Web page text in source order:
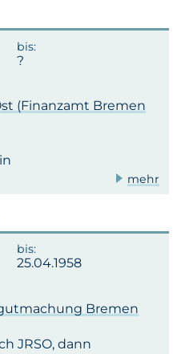
(Finanzamt Bremen
mehr
25.04.1958
Bremen
JRSO, dann